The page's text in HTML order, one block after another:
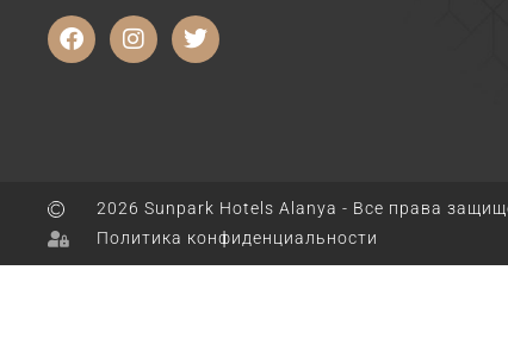
2026 Sunpark Hotels Alanya - Все права
Политика конфиденциальности